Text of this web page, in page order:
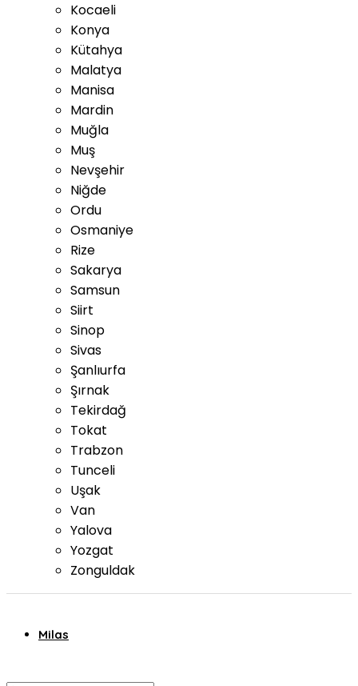
Kocaeli
Konya
Kütahya
Malatya
Manisa
Mardin
Muğla
Muş
Nevşehir
Niğde
Ordu
Osmaniye
Rize
Sakarya
Samsun
Siirt
Sinop
Sivas
Şanlıurfa
Şırnak
Tekirdağ
Tokat
Trabzon
Tunceli
Uşak
Van
Yalova
Yozgat
Zonguldak
Milas